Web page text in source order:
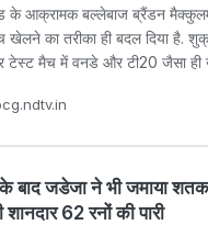
के आक्रामक बल्लेबाज ब्रैंडन
खेलने का तरीका ही बदल दिया है.
टेस्ट मैच में वनडे और टी20 जैसा ही
के बाद जडेजा ने भी जमाया
62 रनों की पारी